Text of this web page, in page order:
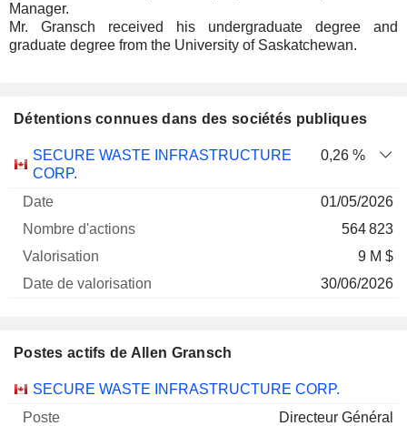
Manager.
Mr. Gransch received his undergraduate degree and
graduate degree from the University of Saskatchewan.
Détentions connues dans des sociétés publiques
Société Date
Nombre
Date de
SECURE WASTE INFRASTRUCTURE
CORP.
0,26 %
01/05/2026
564 823
9 M $
30/06/2026
Postes actifs de Allen Gransch
Sociétés Poste Début
SECURE WASTE INFRASTRUCTURE CORP.
Directeur Général